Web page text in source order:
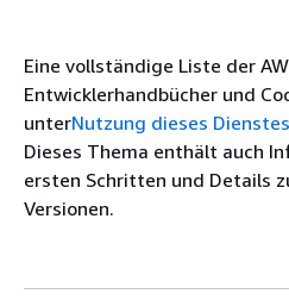
Eine vollständige Liste der
Entwicklerhandbücher und
unterNutzung dieses
Dieses Thema enthält auch
ersten Schritten und Details
Versionen.